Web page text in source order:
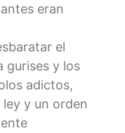
eran
el
gurises y los
adictos,
y un orden